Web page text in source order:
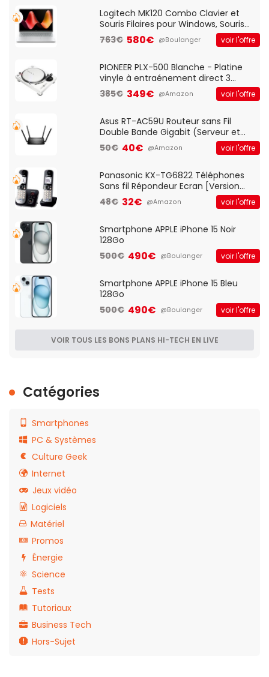
QWERTY UK - Noir
Logitech MK120 Combo Clavier et
Souris Filaires pour Windows, Souris
Optique Filaire, Connexion USB Plug
And Play, Confortable, Taille
QWERTY UK - Noir
763€ 580€ @Boulanger voir l'offre
PIONEER PLX-500 Blanche - Platine
vinyle à entraénement direct 3
vitesses (33-45-78 trs/min) avec
pre-ampli intégré et port USB
385€ 349€ @Amazon voir l'offre
Asus RT-AC59U Routeur sans Fil
Double Bande Gigabit (Serveur et
Client VPN, Triple Vlan, Mode Point
d'accès et Bridge, contrôle Parental,
50€ 40€ @Amazon voir l'offre
Panasonic KX-TG6822 Téléphones
Sans fil Répondeur Ecran [Version
Française]
48€ 32€ @Amazon voir l'offre
Smartphone APPLE iPhone 15 Noir
128Go
500€ 490€ @Boulanger voir l'offre
Smartphone APPLE iPhone 15 Bleu
128Go
500€ 490€ @Boulanger voir l'offre
VOIR TOUS LES BONS PLANS HI-TECH EN LIVE
Catégories
Smartphones
PC & Systèmes
Culture Geek
Internet
Jeux vidéo
Logiciels
Matériel
Promos
Énergie
Science
Tests
Tutoriaux
Business Tech
Hors-Sujet